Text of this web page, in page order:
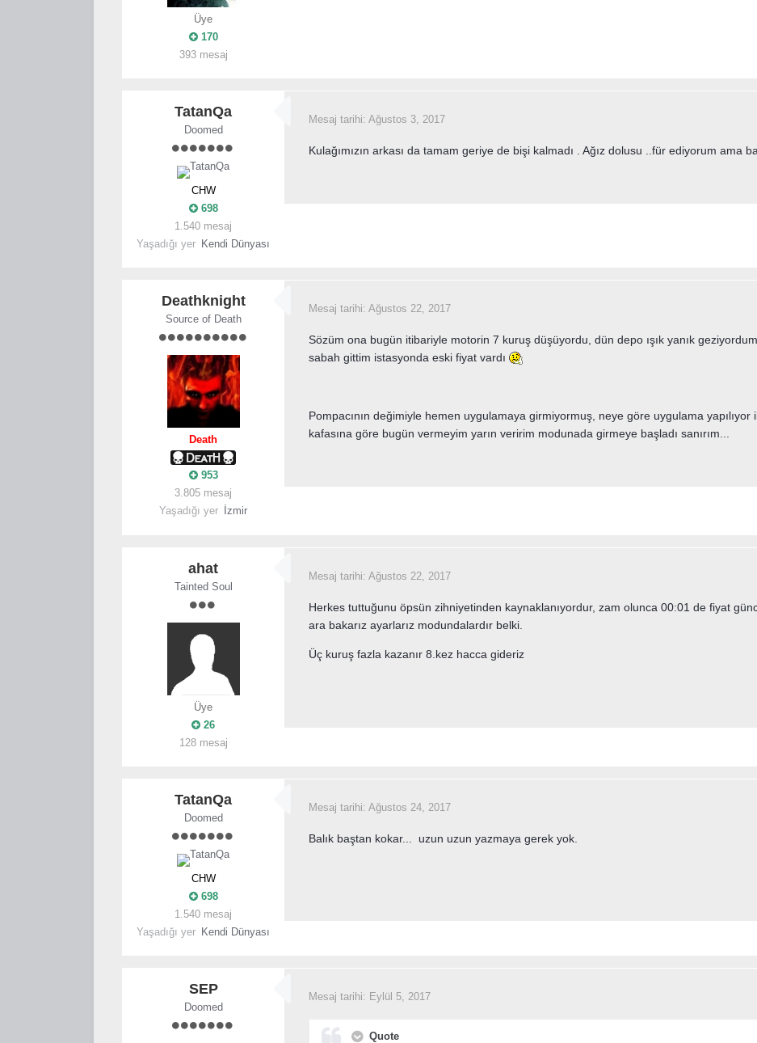
Üye
170
393 mesaj
TatanQa
Doomed
CHW
698
1.540 mesaj
Yaşadığı yer Kendi Dünyası
Mesaj tarihi: Ağustos 3, 2017
Kulağımızın arkası da tamam geriye de bişi kalmadı . Ağız dolusu ..für ediyorum ama
Deathknight
Source of Death
Death
953
3.805 mesaj
Yaşadığı yer
İzmir
Mesaj tarihi: Ağustos 22, 2017
Sözüm ona bugün itibariyle motorin 7 kuruş düşüyordu, dün depo ışık yanık
sabah gittim istasyonda eski fiyat vardı
Pompacının değimiyle hemen uygulamaya girmiyormuş, neye göre uygulama
kafasına göre bugün vermeyim yarın veririm modunada girmeye başladı sanırım...
ahat
Tainted Soul
Üye
26
128 mesaj
Mesaj tarihi: Ağustos 22, 2017
Herkes tuttuğunu öpsün zihniyetinden kaynaklanıyordur, zam olunca 00:01 de fiyat
ara bakarız ayarlarız modundalardır belki.
Üç kuruş fazla kazanır 8.kez hacca gideriz
TatanQa
Doomed
CHW
698
1.540 mesaj
Yaşadığı yer Kendi Dünyası
Mesaj tarihi: Ağustos 24, 2017
Balık baştan kokar... uzun uzun yazmaya gerek yok.
SEP
Doomed
Mesaj tarihi: Eylül 5, 2017
Quote